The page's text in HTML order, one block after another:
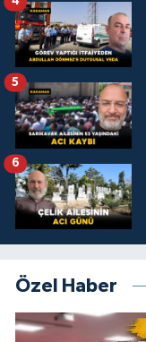
5
6
Özel Haber